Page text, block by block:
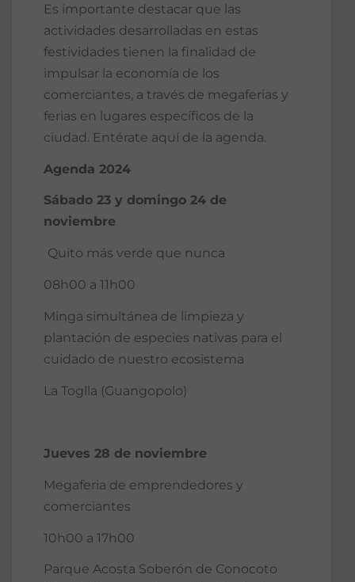
Es importante destacar que las
actividades desarrolladas en estas
festividades tienen la finalidad de
impulsar la economía de los
comerciantes, a través de megaferias y
ferias en lugares específicos de la
ciudad. Entérate aquí de la agenda.
Agenda 2024
Sábado 23 y domingo 24 de
noviembre
Quito más verde que nunca
08h00 a 11h00
Minga simultánea de limpieza y
plantación de especies nativas para el
cuidado de nuestro ecosistema
La Toglla (Guangopolo)
Jueves 28 de noviembre
Megaferia de emprendedores y
comerciantes
10h00 a 17h00
Parque Acosta Soberón de Conocoto